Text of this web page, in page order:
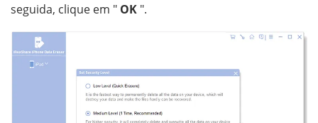
seguida, clique em " OK ".